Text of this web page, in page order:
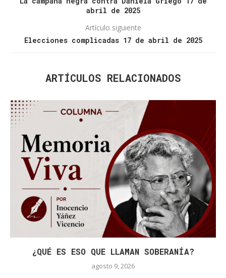
abril de 2025
Artículo siguiente
Elecciones complicadas 17 de abril de 2025
ARTÍCULOS RELACIONADOS
¿QUÉ ES ESO QUE LLAMAN SOBERANÍA?
agosto 9, 2026